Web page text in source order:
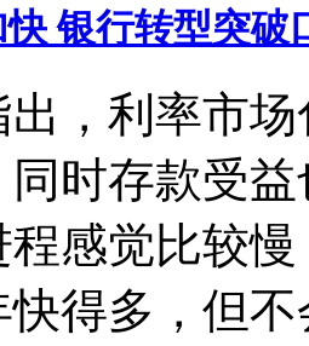
银行转型突破
出，利率市
同时存款受
感觉比较
得多，但